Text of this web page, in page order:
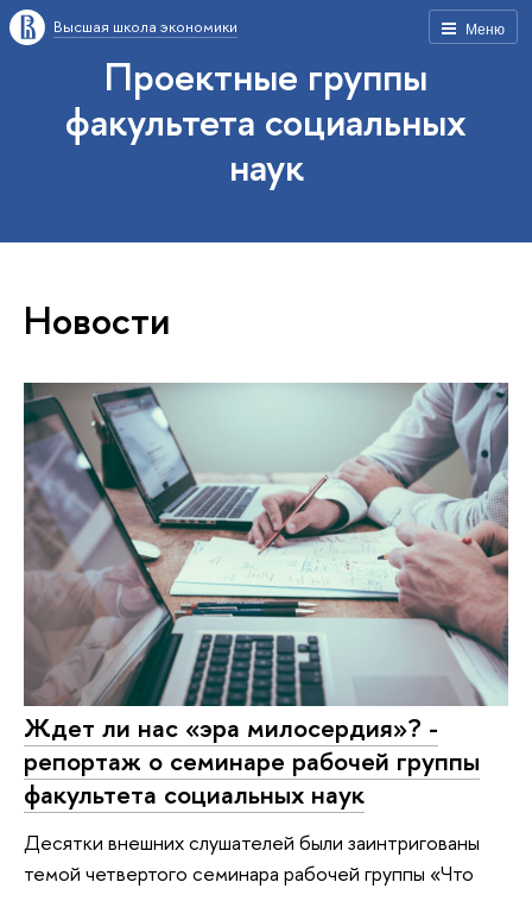
Меню
Высшая школа экономики
Проектные группы
факультета социальных
наук
Новости
Ждет ли нас «эра милосердия»? -
репортаж о семинаре рабочей группы
факультета социальных наук
Десятки внешних слушателей были заинтригованы
темой четвертого семинара рабочей группы «Что